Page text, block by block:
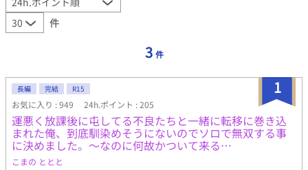
件
3 件
1
長編 完結 R15
お気に入り : 949 24h.ポイント : 205
運悪く放課後に屯してる不良たちと一緒に転移に巻き込
まれた俺、到底馴染めそうにないのでソロで無双する事
に決めました。～なのに何故かついて来る…
こまの ととと